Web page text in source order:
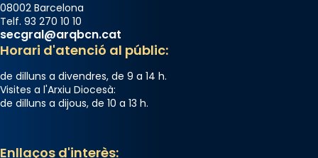
Arquebisbat de Barcelona
2 weeks ago
Jaume, fill de Zebedeu, és juntament amb el
seu germà Joan i Pere un dels que
acompanyava més de prop Jesús.
apòstol màrtir, decapitat a Jerusalem per
08002 Barcelona
Telf. 93 270 10 10
secgral@arqbcn.cat
Horari d'atenció al públic:
de dilluns a divendres, de 9 a 14 h.
Visites a l'Arxiu Diocesà:
de dilluns a dijous, de 10 a 13 h.
Enllaços d'interès: